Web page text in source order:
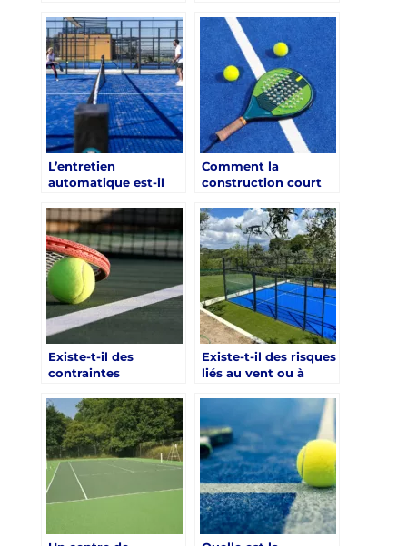
court de tennis
Chartres
de tennis à Chartres
pour les centres de
mise en forme et
bien-être ?
L’entretien
automatique est-il
une construction
court de tennis à
Chartres pour les
centres de mise en
forme et bien-être ?
Comment la
construction court
pour les Cliniques de
soins de suite peut-
elle enrichir les
programmes de
réadaptation ?
Existe-t-il des
contraintes
Chartres pour un
projet de court de
tennis en école ?
Existe-t-il des risques
liés au vent ou à
Chartres ?